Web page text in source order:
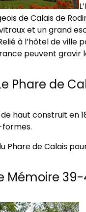
de Calais de
et un grand
Relié à l’hôtel de
peuvent gravir
Phare de
haut construit en
Phare de Calais
Mémoire